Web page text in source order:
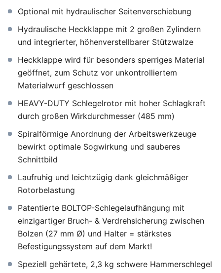
Optional mit hydraulischer Seitenverschiebung
Hydraulische Heckklappe mit 2 großen Zylindern
und integrierter, höhenverstellbarer Stützwalze
Heckklappe wird für besonders sperriges Material
geöffnet, zum Schutz vor unkontrolliertem
Materialwurf geschlossen
HEAVY-DUTY Schlegelrotor mit hoher Schlagkraft
durch großen Wirkdurchmesser (485 mm)
Spiralförmige Anordnung der Arbeitswerkzeuge
bewirkt optimale Sogwirkung und sauberes
Schnittbild
Laufruhig und leichtzügig dank gleichmäßiger
Rotorbelastung
Patentierte BOLTOP-Schlegelaufhängung mit
einzigartiger Bruch- & Verdrehsicherung zwischen
Bolzen (27 mm Ø) und Halter = stärkstes
Befestigungssystem auf dem Markt!
Speziell gehärtete, 2,3 kg schwere Hammerschlegel